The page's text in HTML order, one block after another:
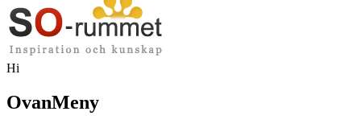
Hi
OvanMeny